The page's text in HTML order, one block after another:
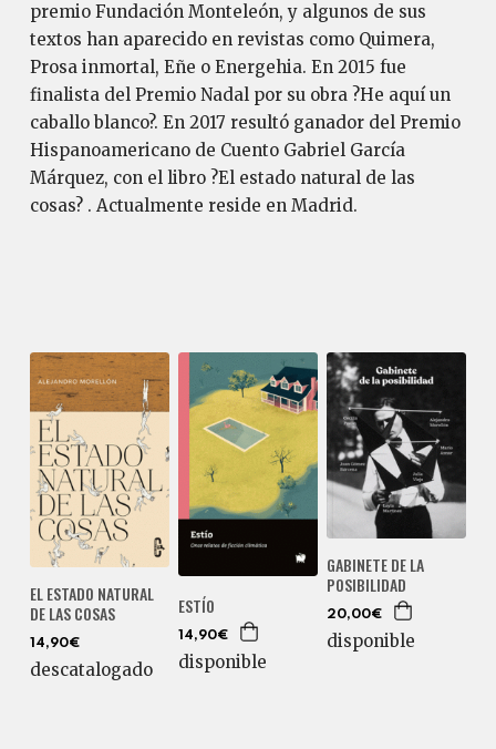
premio Fundación Monteleón, y algunos de sus
textos han aparecido en revistas como Quimera,
Prosa inmortal, Eñe o Energehia. En 2015 fue
finalista del Premio Nadal por su obra ?He aquí un
caballo blanco?. En 2017 resultó ganador del Premio
Hispanoamericano de Cuento Gabriel García
Márquez, con el libro ?El estado natural de las
cosas? . Actualmente reside en Madrid.
EL ESTADO NATURAL
DE LAS COSAS
14,90€
descatalogado
ESTÍO
14,90€
disponible
GABINETE DE LA
POSIBILIDAD
20,00€
disponible